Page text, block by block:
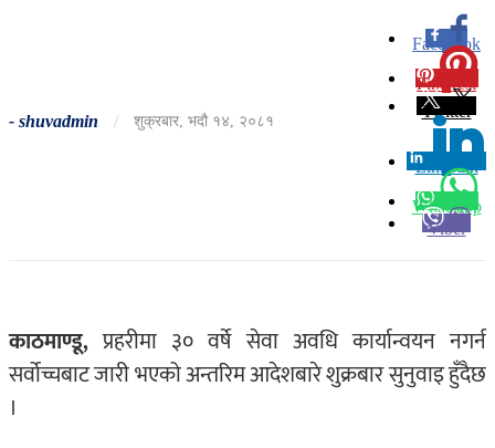
- shuvadmin / शुक्रबार, भदौ १४, २०८१
Facebook
0
Pinterest
Twitter
Linkedin
0
Whatsapp
Viber
काठमाण्डू, प्रहरीमा ३० वर्षे सेवा अवधि कार्यान्वयन नगर्न
सर्वोच्चबाट जारी भएको अन्तरिम आदेशबारे शुक्रबार सुनुवाइ हुँदैछ
।